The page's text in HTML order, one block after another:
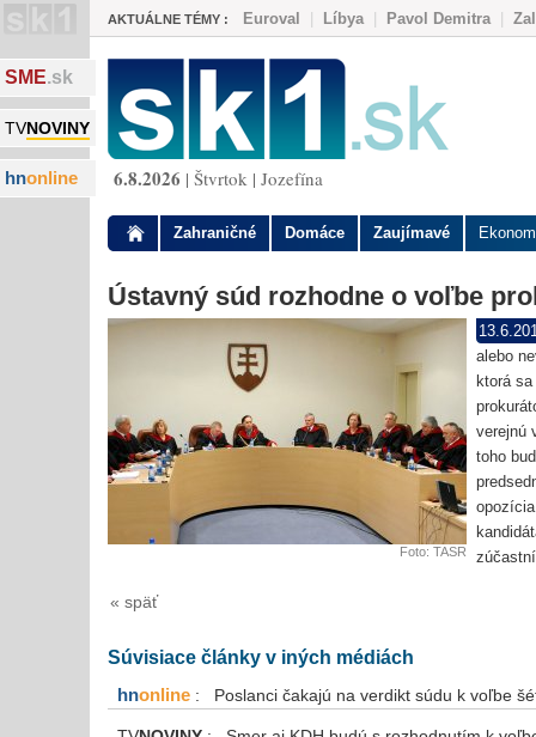
SME.sk
TVNOVINY
hnonline
AKTUÁLNE TÉMY : Euroval Líbya| Pavol Demitra|
6.8.2026 | Štvrtok | Jozefína
Zahraničné Domáce Zaujímavé
Ústavný súd rozhodne o voľbe
Foto: TASR
alebo
ktorá
verejnú
toho
« späť
Súvisiace články v iných médiách
hnonline : Poslanci čakajú na verdikt súdu k voľbe